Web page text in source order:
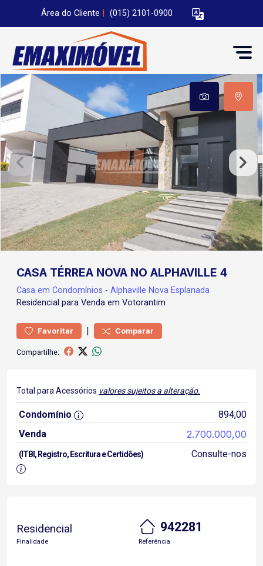
Área do Cliente (015) 2101-0900
CASA TÉRREA NOVA NO ALPHAVILLE 4
Casa em Condomínios - Alphaville Nova Esplanada
Residencial para Venda em Votorantim
Favoritar | Comparar
Compartilhe:
Total para Acessórios valores sujeitos a alteração.
Condomínio
894,00
Venda
2.700.000,00
(ITBI, Registro, Escritura e Certidões) Consulte-nos
Residencial
Finalidade
942281
Referência